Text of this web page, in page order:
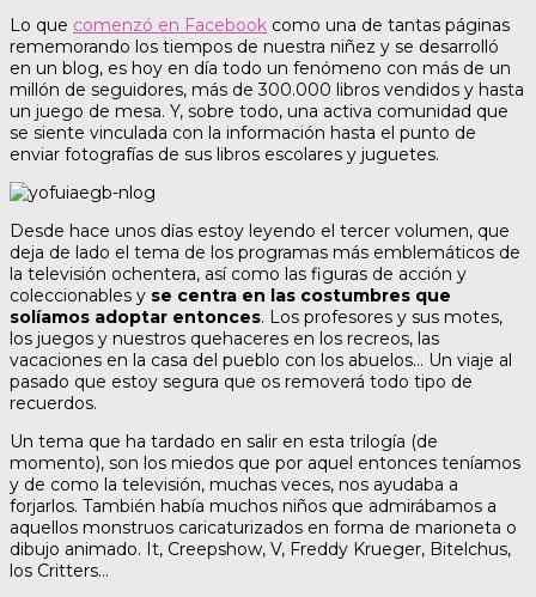
Lo que comenzó en Facebook como una de tantas páginas
rememorando los tiempos de nuestra niñez y se desarrolló
en un blog, es hoy en día todo un fenómeno con más de un
millón de seguidores, más de 300.000 libros vendidos y hasta
un juego de mesa. Y, sobre todo, una activa comunidad que
se siente vinculada con la información hasta el punto de
enviar fotografías de sus libros escolares y juguetes.
Desde hace unos días estoy leyendo el tercer volumen, que
deja de lado el tema de los programas más emblemáticos de
la televisión ochentera, así como las figuras de acción y
coleccionables y se centra en las costumbres que
solíamos adoptar entonces. Los profesores y sus motes,
los juegos y nuestros quehaceres en los recreos, las
vacaciones en la casa del pueblo con los abuelos… Un viaje al
pasado que estoy segura que os removerá todo tipo de
recuerdos.
Un tema que ha tardado en salir en esta trilogía (de
momento), son los miedos que por aquel entonces teníamos
y de como la televisión, muchas veces, nos ayudaba a
forjarlos. También había muchos niños que admirábamos a
aquellos monstruos caricaturizados en forma de marioneta o
dibujo animado. It, Creepshow, V, Freddy Krueger, Bitelchus,
los Critters…